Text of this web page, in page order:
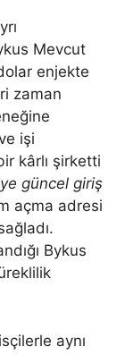
Mevcut
enjekte
zaman
işi
kârlı şirketti
güncel giriş
açma adresi
Bykus
aynı